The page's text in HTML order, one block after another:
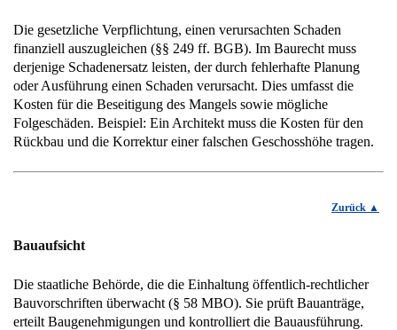
Die gesetzliche Verpflichtung, einen verursachten Schaden
finanziell auszugleichen (§§ 249 ff. BGB). Im Baurecht muss
derjenige Schadenersatz leisten, der durch fehlerhafte Planung
oder Ausführung einen Schaden verursacht. Dies umfasst die
Kosten für die Beseitigung des Mangels sowie mögliche
Folgeschäden. Beispiel: Ein Architekt muss die Kosten für den
Rückbau und die Korrektur einer falschen Geschosshöhe tragen.
Zurück
Bauaufsicht
Die staatliche Behörde, die die Einhaltung öffentlich-rechtlicher
Bauvorschriften überwacht (§ 58 MBO). Sie prüft Bauanträge,
erteilt Baugenehmigungen und kontrolliert die Bauausführung.